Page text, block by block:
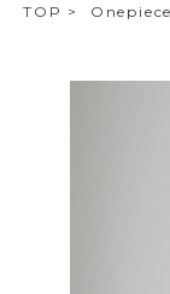
TOP > Onepiece